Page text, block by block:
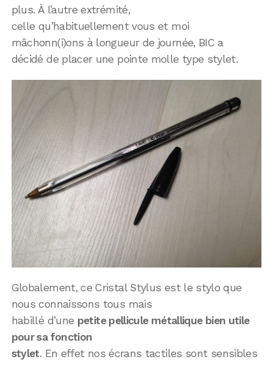
plus. À l’autre extrémité,
celle qu’habituellement vous et moi
mâchonn(i)ons à longueur de journée, BIC a
décidé de placer une pointe molle type stylet.
Globalement, ce Cristal Stylus est le stylo que
nous connaissons tous mais
habillé d’une petite pellicule métallique bien utile
pour sa fonction
stylet. En effet nos écrans tactiles sont sensibles